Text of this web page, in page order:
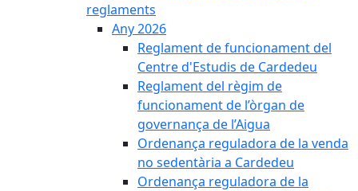
reglaments
Any 2026
Reglament de funcionament del
Centre d'Estudis de Cardedeu
Reglament del règim de
funcionament de l’òrgan de
governança de l’Aigua
Ordenança reguladora de la venda
no sedentària a Cardedeu
Ordenança reguladora de la